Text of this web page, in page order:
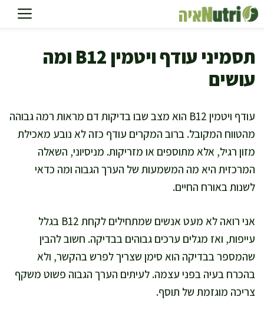
לדלג
לתוכן
תסמיני עודף ויטמין B12 ומה
עושים
עודף ויטמין B12 הוא מצב שבו בדיקות דם מראות רמה גבוהה
מהטווח המקובל. ברוב המקרים עודף כזה לא נובע מאכילת
מזון רגיל, אלא מתוספים או מזריקות. מניסיוני, השאלה
המרכזית היא מה המשמעות של הערך הגבוה ומה כדאי
לשנות באורח החיים.
אני רואה לא מעט אנשים שמתחילים לקחת B12 בגלל
עייפות, ואז מגלים ערכים גבוהים בבדיקה. חשוב להבין
שהמספר בבדיקה הוא סימן שצריך לפרש בהקשר, ולא
בהכרח בעיה בפני עצמה. לעיתים הערך הגבוה פשוט משקף
צריכה מוגזמת של תוסף.